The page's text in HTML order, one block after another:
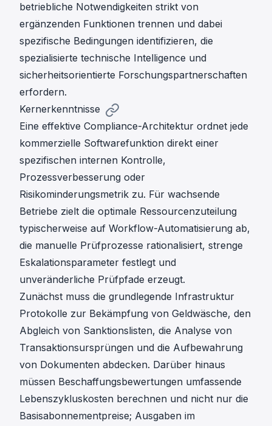
betriebliche Notwendigkeiten strikt von
ergänzenden Funktionen trennen und dabei
spezifische Bedingungen identifizieren, die
spezialisierte technische Intelligence und
sicherheitsorientierte Forschungspartnerschaften
erfordern.
Kernerkenntnisse
Eine effektive Compliance-Architektur ordnet jede
kommerzielle Softwarefunktion direkt einer
spezifischen internen Kontrolle,
Prozessverbesserung oder
Risikominderungsmetrik zu. Für wachsende
Betriebe zielt die optimale Ressourcenzuteilung
typischerweise auf Workflow-Automatisierung ab,
die manuelle Prüfprozesse rationalisiert, strenge
Eskalationsparameter festlegt und
unveränderliche Prüfpfade erzeugt.
Zunächst muss die grundlegende Infrastruktur
Protokolle zur Bekämpfung von Geldwäsche, den
Abgleich von Sanktionslisten, die Analyse von
Transaktionsursprüngen und die Aufbewahrung
von Dokumenten abdecken. Darüber hinaus
müssen Beschaffungsbewertungen umfassende
Lebenszykluskosten berechnen und nicht nur die
Basisabonnementpreise; Ausgaben im